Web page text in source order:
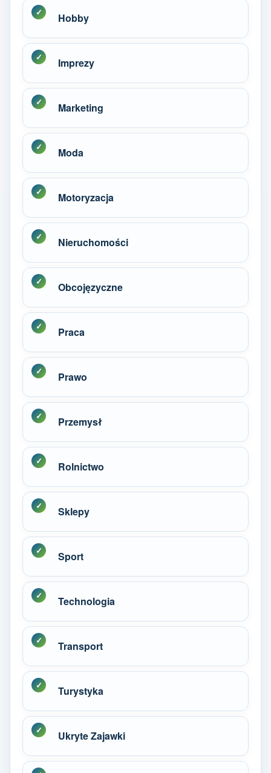
Hobby
Imprezy
Marketing
Moda
Motoryzacja
Nieruchomości
Obcojęzyczne
Praca
Prawo
Przemysł
Rolnictwo
Sklepy
Sport
Technologia
Transport
Turystyka
Ukryte Zajawki